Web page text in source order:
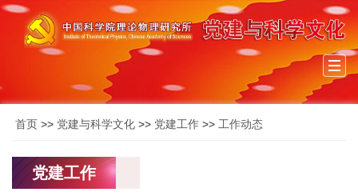
首页 >> 党建与科学文化 >> 党建工作 >> 工作动态
党建工作